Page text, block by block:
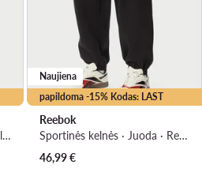
Chinos kelnes · Juoda · Regular Fit
papildoma -15% Kodas: LAST
Naujiena
Reebok
Sportinės kelnės · Juoda · Regular Fit
46,99€